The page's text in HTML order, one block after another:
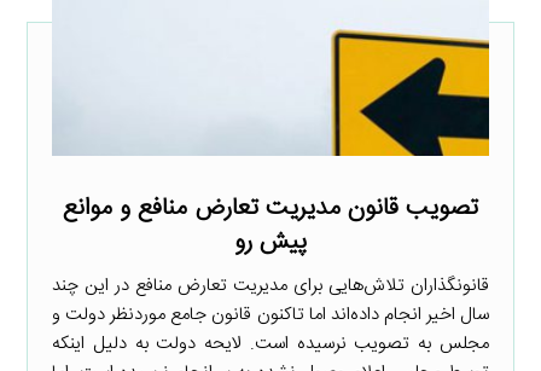
تصویب قانون مدیریت تعارض منافع و موانع
پیش رو
قانونگذاران تلاش‌هایی برای مدیریت تعارض منافع در این چند
سال اخیر انجام داده‌اند اما تاکنون قانون جامع موردنظر دولت و
مجلس به تصویب نرسیده است. لایحه دولت به دلیل اینکه